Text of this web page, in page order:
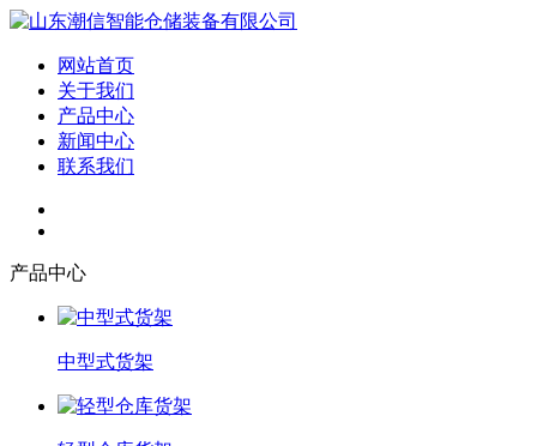
网站首页
关于我们
产品中心
新闻中心
联系我们
产品中心
中型式货架